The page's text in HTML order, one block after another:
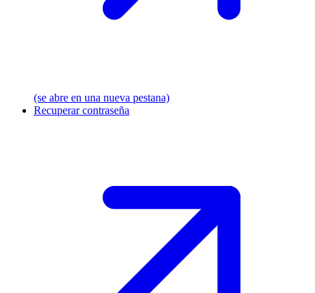
(se abre en una nueva pestana)
Recuperar contraseña